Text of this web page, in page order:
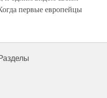
первые европейцы